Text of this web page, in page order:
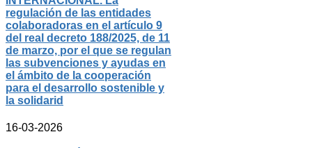
regulación de las entidades
colaboradoras en el artículo 9
del real decreto 188/2025, de 11
de marzo, por el que se regulan
las subvenciones y ayudas en
el ámbito de la cooperación
para el desarrollo sostenible y
la solidarid
16-03-2026